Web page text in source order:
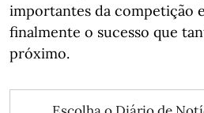
importantes da competição
finalmente o sucesso que
próximo.